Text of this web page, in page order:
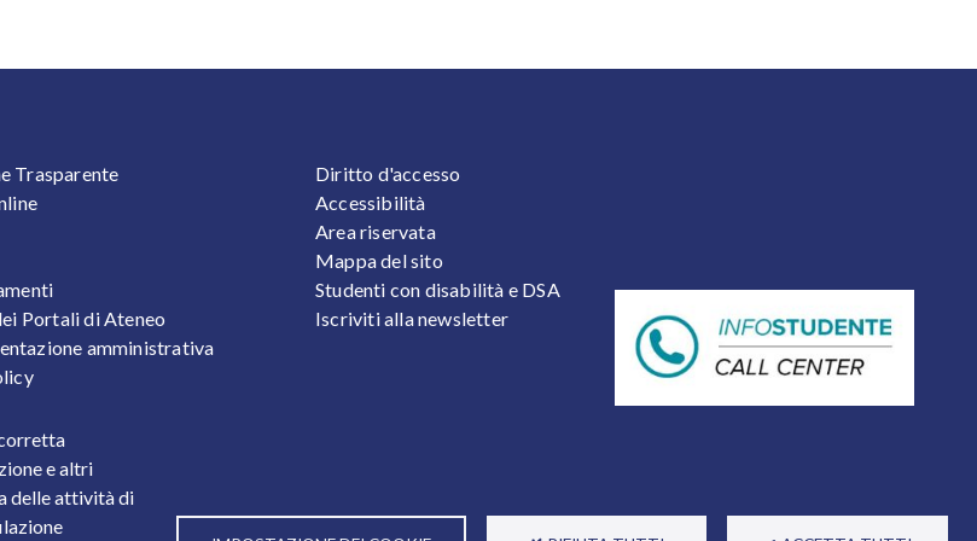
e altri
delle attività di
Trasparente
Portali di Ateneo
amministrativa
FOOTER 2
Diritto d'accesso
Accessibilità
Area riservata
Mappa del sito
Studenti con disabilità e DSA
Iscriviti alla newsletter